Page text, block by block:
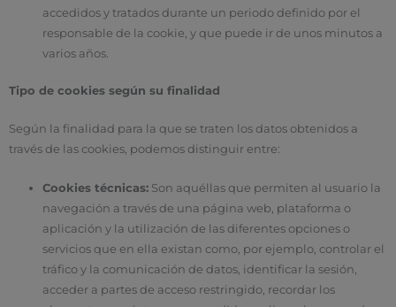
accedidos y tratados durante un periodo definido por el
responsable de la cookie, y que puede ir de unos minutos a
varios años.
Tipo de cookies según su finalidad
Según la finalidad para la que se traten los datos obtenidos a
través de las cookies, podemos distinguir entre:
Cookies técnicas: Son aquéllas que permiten al usuario la
navegación a través de una página web, plataforma o
aplicación y la utilización de las diferentes opciones o
servicios que en ella existan como, por ejemplo, controlar el
tráfico y la comunicación de datos, identificar la sesión,
acceder a partes de acceso restringido, recordar los